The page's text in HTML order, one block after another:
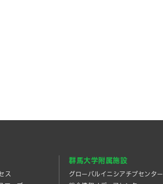
ス
群馬大学附属施設
グローバルイニシアチブセンター